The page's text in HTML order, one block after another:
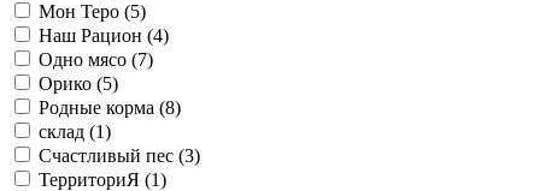
Мон Теро (5)
Наш Рацион (4)
Одно мясо (7)
Орико (5)
Родные корма (8)
склад (1)
Счастливый пес (3)
ТерриториЯ (1)